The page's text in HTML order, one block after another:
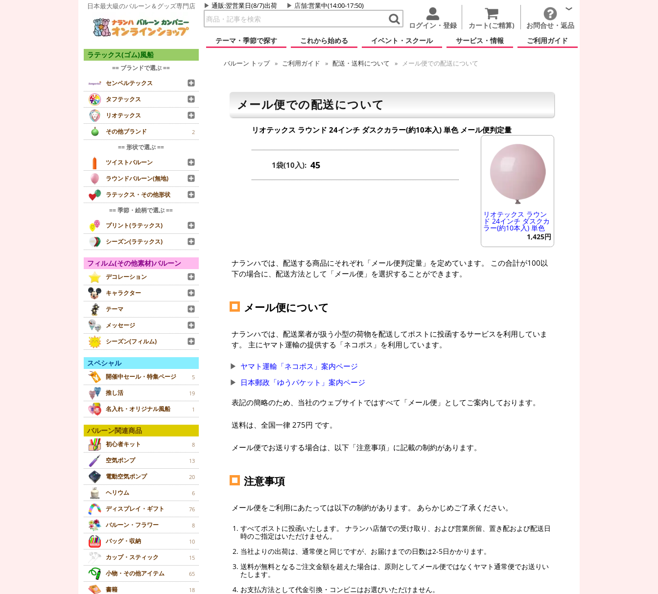
日本最大級のバルーン＆グッズ専門店 通販:翌営業日(8/7)出荷 店舗:営業中(14:00-17:50)
ログイン・登録 カート(ご精算)
お問合せ・返品
テーマ・季節で探す
これから始める イベント・スクール サービス・情報 ご利用ガイド
ラテックス(ゴム)風船
== ブランドで選ぶ ==
センペルテックス
タフテックス
リオテックス
その他ブランド
2
== 形状で選ぶ ==
ツイストバルーン
ラウンドバルーン(無地)
ラテックス・その他形状
== 季節・絵柄で選ぶ ==
プリント(ラテックス)
シーズン(ラテックス)
フィルム(その他素材)バルーン
デコレーション
キャラクター
テーマ
メッセージ
シーズン(フィルム)
スペシャル
開催中セール・特集ページ 5
推し活 19
名入れ・オリジナル風船 1
バルーン関連商品
初心者キット 8
空気ポンプ 13
電動空気ポンプ 20
ヘリウム 6
ディスプレイ・ギフト 76
バルーン・フラワー 8
バッグ・収納 10
カップ・スティック 15
小物・その他アイテム 65
書籍 18
バルーン トップ ご利用ガイド 配送・送料について メール便での配送について
メール便での配送について
リオテックス ラウンド 24インチ ダスクカラー(約10本入) 単色 メール便判定量
1袋(10入): 45
リオテックス ラウン
ド 24インチ ダスクカ
ラー(約10本入) 単色
1,425円
ナランハでは、配送する商品にそれぞれ「メール便判定量」を定めています。 この合計が100以
下の場合に、配送方法として「メール便」を選択することができます。
メール便について
ナランハでは、配送業者が扱う小型の荷物を配送してポストに投函するサービスを利用していま
す。 主にヤマト運輸の提供する「ネコポス」を利用しています。
ヤマト運輸「ネコポス」案内ページ
日本郵政「ゆうパケット」案内ページ
表記の簡略のため、当社のウェブサイトではすべて「メール便」としてご案内しております。
送料は、全国一律 275円 です。
メール便でお送りする場合は、以下「注意事項」に記載の制約があります。
注意事項
メール便をご利用にあたっては以下の制約があります。 あらかじめご了承ください。
すべてポストに投函いたします。 ナランハ店舗での受け取り、および営業所留、置き配および配送日
時のご指定はいただけません。
当社よりの出荷は、通常便と同じですが、お届けまでの日数は2-5日かかります。
送料が無料となるご注文金額を超えた場合は、原則としてメール便ではなくヤマト通常便でお送りい
たします。
お支払方法として代金引換・コンビニはお選びいただけません。